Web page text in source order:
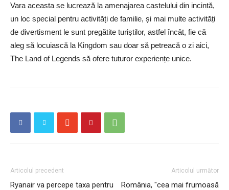
Vara aceasta se lucrează la amenajarea castelului din incintă,
un loc special pentru activități de familie, și mai multe activități
de divertisment le sunt pregătite turiștilor, astfel încât, fie că
aleg să locuiască la Kingdom sau doar să petreacă o zi aici,
The Land of Legends să ofere tuturor experiențe unice.
Articolul precedent
Ryanair va percepe taxa pentru
Articolul următor
România, "cea mai frumoasă